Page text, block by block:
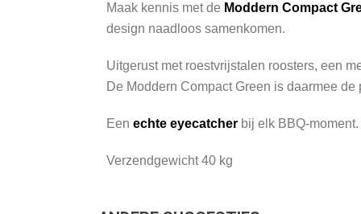
Maak kennis met de Moddern Compact
design naadloos samenkomen.
Uitgerust met roestvrijstalen roosters, een
De Moddern Compact Green is daarmee
Een echte eyecatcher bij elk BBQ-moment.
Verzendgewicht 40 kg